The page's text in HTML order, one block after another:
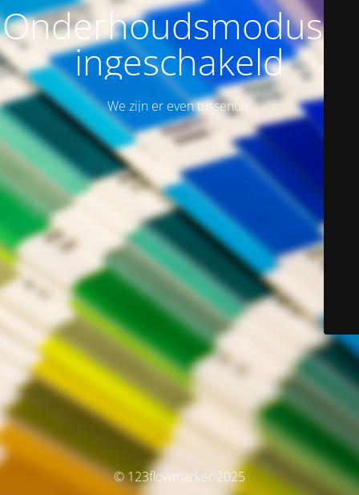
Onderhoudsmodus is
ingeschakeld
We zijn er even tussenuit.
© 123flowmarker 2025